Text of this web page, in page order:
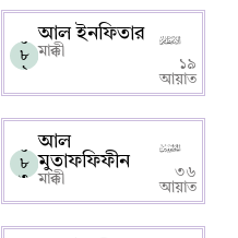
০
৮
২
আল ইনফিতার
মাক্কী
১৯
আয়াত
০
৮
৩
আল
মুতাফফিফীন
মাক্কী
৩৬
আয়াত